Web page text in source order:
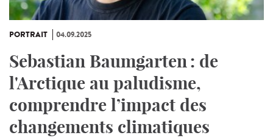
PORTRAIT 04.09.2025
Sebastian Baumgarten : de
l'Arctique au paludisme,
comprendre l’impact des
changements climatiques